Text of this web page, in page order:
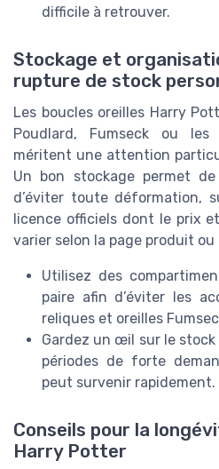
difficile à retrouver.
Stockage et
rupture de stock
Les boucles oreilles Harry
Poudlard, Fumseck ou les
méritent une attention
Un bon stockage permet
d’éviter toute déformation,
licence officiels dont le prix
varier selon la page produit
Utilisez des
paire afin d’éviter les
reliques et oreilles
Gardez un œil sur le
périodes de forte
peut survenir rapidement.
Conseils pour la
Harry Potter